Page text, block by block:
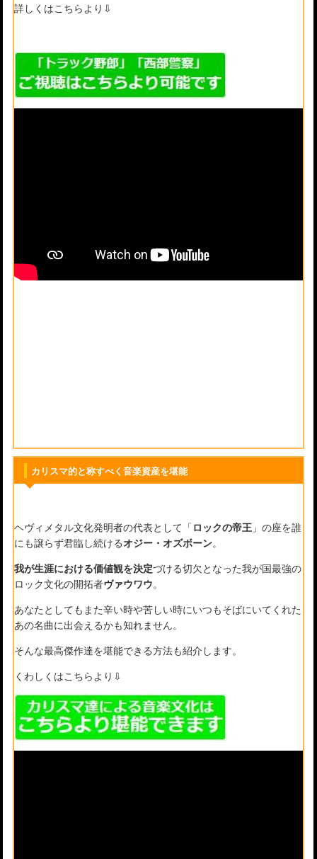
詳しくはこちらより⇩
カリスマ的と称すべく音楽資産を堪能
ヘヴィメタル文化発明者の代表として「 ロックの帝王」の座を誰
にも譲らず君臨し続けるオジー・オズボーン。
我が生涯における価値観を決定づける切欠となった我が国最強の
ロック文化の開拓者ヴァウワウ。
あなたとしてもまた辛い時や苦しい時にいつもそばにいてくれた
あの名曲に出会えるかも知れません。
そんな最高傑作達を堪能できる方法も紹介します。
くわしくはこちらより⇩